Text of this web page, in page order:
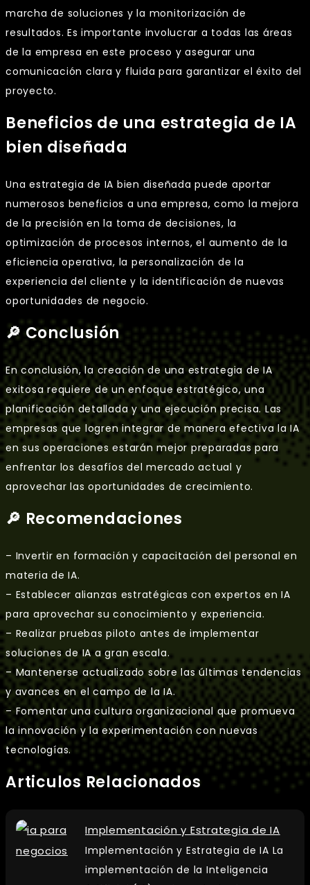
marcha de soluciones y la monitorización de
resultados. Es importante involucrar a todas las áreas
de la empresa en este proceso y asegurar una
comunicación clara y fluida para garantizar el éxito del
proyecto.
Beneficios de una estrategia de IA
bien diseñada
Una estrategia de IA bien diseñada puede aportar
numerosos beneficios a una empresa, como la mejora
de la precisión en la toma de decisiones, la
optimización de procesos internos, el aumento de la
eficiencia operativa, la personalización de la
experiencia del cliente y la identificación de nuevas
oportunidades de negocio.
🔎 Conclusión
En conclusión, la creación de una estrategia de IA
exitosa requiere de un enfoque estratégico, una
planificación detallada y una ejecución precisa. Las
empresas que logren integrar de manera efectiva la IA
en sus operaciones estarán mejor preparadas para
enfrentar los desafíos del mercado actual y
aprovechar las oportunidades de crecimiento.
🔎 Recomendaciones
– Invertir en formación y capacitación del personal en
materia de IA.
– Establecer alianzas estratégicas con expertos en IA
para aprovechar su conocimiento y experiencia.
– Realizar pruebas piloto antes de implementar
soluciones de IA a gran escala.
– Mantenerse actualizado sobre las últimas tendencias
y avances en el campo de la IA.
– Fomentar una cultura organizacional que promueva
la innovación y la experimentación con nuevas
tecnologías.
Articulos Relacionados
Implementación y Estrategia de IA
Implementación y Estrategia de IA La
implementación de la Inteligencia